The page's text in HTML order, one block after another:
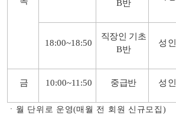
B반
18:00~18:50
직장인 기초
B반
성인
금 10:00~11:50 중급반 성인
ㆍ 월 단위로 운영(매월 전 회원 신규모집)